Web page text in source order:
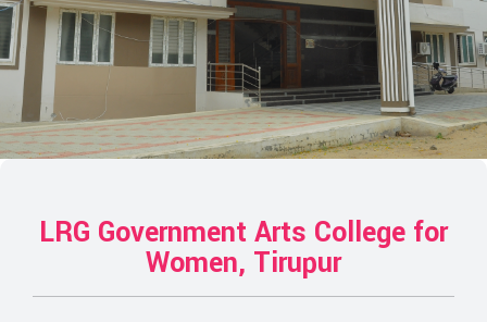
LRG Government Arts College for
Women, Tirupur